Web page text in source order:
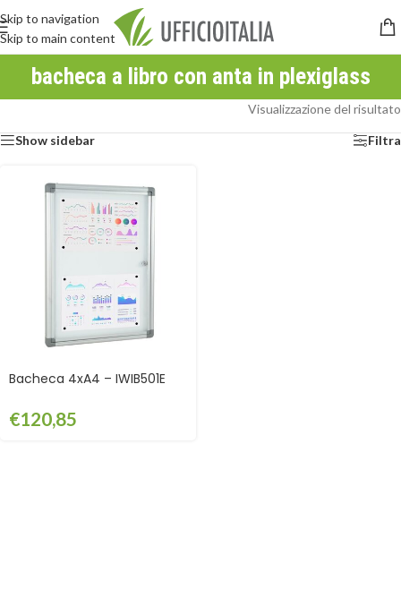
Skip to navigation
Skip to main content
bacheca a libro con anta in plexiglass
Visualizzazione del risultato
Show sidebar Filtra
Bacheca 4xA4 – IWIB501E
€120,85